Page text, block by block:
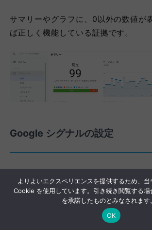
サマリーやグラフに、0以外の数値が
ば正しく機能している証拠です。
Google シグナルの設定
「スマホ」などの異なるデバイスから
合は別のユーザーと判断されてしまい
よりよいエクスペリエンスを提供するため、
Cookie を使用しています。引き続き閲覧する
を承諾したものとみなされます。
OK